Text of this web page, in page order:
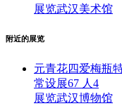
展览武汉美术馆
附近的展览
元青花四爱梅瓶
常设展67 人 4
展览武汉博物馆